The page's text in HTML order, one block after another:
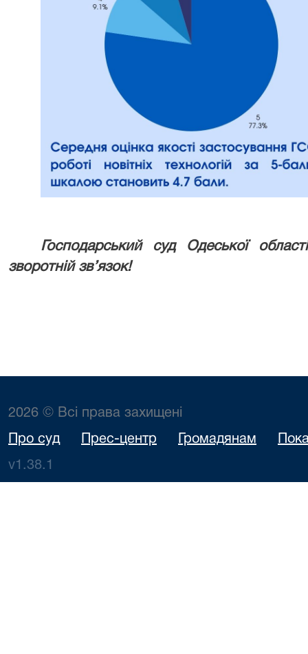
Господарський суд Одеської
зворотній зв’язок!
2026 © Всі права захищені
Про суд Прес-центр Громадянам
v1.38.1